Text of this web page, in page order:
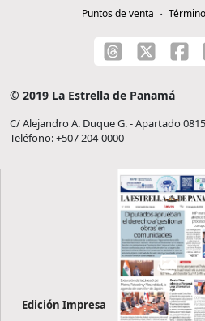
Puntos de venta
© 2019 La Estrella de Panamá
C/ Alejandro A. Duque G. - Apartado
Teléfono: +507 204-0000
Edición Impresa